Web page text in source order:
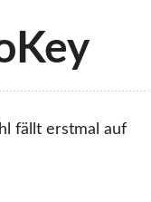
fällt erstmal auf